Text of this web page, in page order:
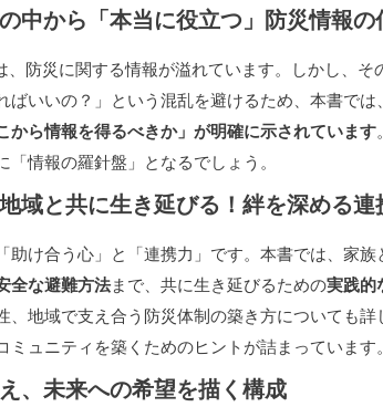
中から「本当に役立つ」防災情報
、防災に関する情報が溢れています。しかし、そ
ばいいの？」という混乱を避けるため、本書では、
から情報を得るべきか」が明確に示されています
情報の羅針盤」となるでしょう。
域と共に生き延びる！絆を深める連
助け合う心」と「連携力」です。本書では、家族
全な避難方法まで、共に生き延びるための実践的
、地域で支え合う防災体制の築き方についても
ュニティを築くためのヒントが詰まっています。
、未来への希望を描く構成